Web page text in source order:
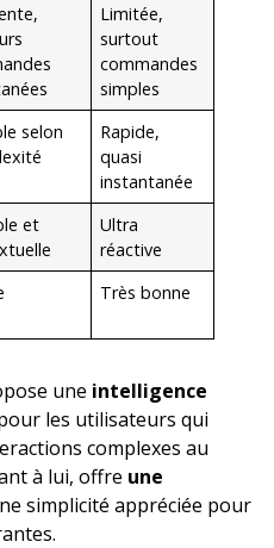
Limitée,
surtout
commandes
simples
selon
Rapide,
quasi
instantanée
et
Ultra
réactive
Très bonne
une intelligence
les utilisateurs qui
complexes au
à lui, offre une
simplicité appréciée pour